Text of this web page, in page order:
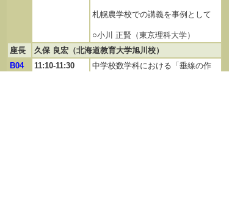
札幌農学校での講義を事例として
○小川 正賢（東京理科大学）
座長
久保 良宏（北海道教育大学旭川校）
B04
11:10-11:30
中学校数学科における「垂線の作